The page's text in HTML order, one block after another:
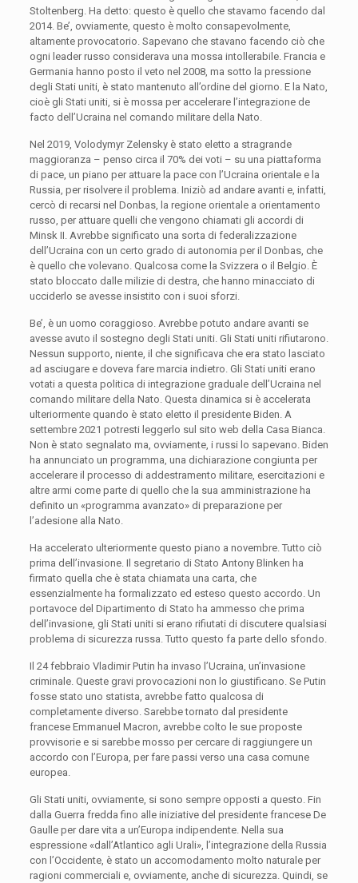
Stoltenberg. Ha detto: questo è quello che stavamo facendo dal
2014. Be’, ovviamente, questo è molto consapevolmente,
altamente provocatorio. Sapevano che stavano facendo ciò che
ogni leader russo considerava una mossa intollerabile. Francia e
Germania hanno posto il veto nel 2008, ma sotto la pressione
degli Stati uniti, è stato mantenuto all’ordine del giorno. E la Nato,
cioè gli Stati uniti, si è mossa per accelerare l’integrazione de
facto dell’Ucraina nel comando militare della Nato.
Nel 2019, Volodymyr Zelensky è stato eletto a stragrande
maggioranza – penso circa il 70% dei voti – su una piattaforma
di pace, un piano per attuare la pace con l’Ucraina orientale e la
Russia, per risolvere il problema. Iniziò ad andare avanti e, infatti,
cercò di recarsi nel Donbas, la regione orientale a orientamento
russo, per attuare quelli che vengono chiamati gli accordi di
Minsk II. Avrebbe significato una sorta di federalizzazione
dell’Ucraina con un certo grado di autonomia per il Donbas, che
è quello che volevano. Qualcosa come la Svizzera o il Belgio. È
stato bloccato dalle milizie di destra, che hanno minacciato di
ucciderlo se avesse insistito con i suoi sforzi.
Be’, è un uomo coraggioso. Avrebbe potuto andare avanti se
avesse avuto il sostegno degli Stati uniti. Gli Stati uniti rifiutarono.
Nessun supporto, niente, il che significava che era stato lasciato
ad asciugare e doveva fare marcia indietro. Gli Stati uniti erano
votati a questa politica di integrazione graduale dell’Ucraina nel
comando militare della Nato. Questa dinamica si è accelerata
ulteriormente quando è stato eletto il presidente Biden. A
settembre 2021 potresti leggerlo sul sito web della Casa Bianca.
Non è stato segnalato ma, ovviamente, i russi lo sapevano. Biden
ha annunciato un programma, una dichiarazione congiunta per
accelerare il processo di addestramento militare, esercitazioni e
altre armi come parte di quello che la sua amministrazione ha
definito un «programma avanzato» di preparazione per
l’adesione alla Nato.
Ha accelerato ulteriormente questo piano a novembre. Tutto ciò
prima dell’invasione. Il segretario di Stato Antony Blinken ha
firmato quella che è stata chiamata una carta, che
essenzialmente ha formalizzato ed esteso questo accordo. Un
portavoce del Dipartimento di Stato ha ammesso che prima
dell’invasione, gli Stati uniti si erano rifiutati di discutere qualsiasi
problema di sicurezza russa. Tutto questo fa parte dello sfondo.
Il 24 febbraio Vladimir Putin ha invaso l’Ucraina, un’invasione
criminale. Queste gravi provocazioni non lo giustificano. Se Putin
fosse stato uno statista, avrebbe fatto qualcosa di
completamente diverso. Sarebbe tornato dal presidente
francese Emmanuel Macron, avrebbe colto le sue proposte
provvisorie e si sarebbe mosso per cercare di raggiungere un
accordo con l’Europa, per fare passi verso una casa comune
europea.
Gli Stati uniti, ovviamente, si sono sempre opposti a questo. Fin
dalla Guerra fredda fino alle iniziative del presidente francese De
Gaulle per dare vita a un’Europa indipendente. Nella sua
espressione «dall’Atlantico agli Urali», l’integrazione della Russia
con l’Occidente, è stato un accomodamento molto naturale per
ragioni commerciali e, ovviamente, anche di sicurezza. Quindi, se